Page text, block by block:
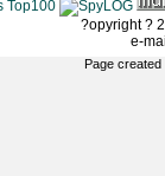
?opyright ?
e-
Page